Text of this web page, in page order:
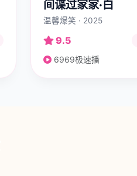
间谍过家家·白
温馨爆笑 · 2025
9.5
6969极速播